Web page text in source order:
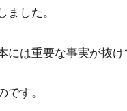
ました。
には重要な事実が抜け
です。